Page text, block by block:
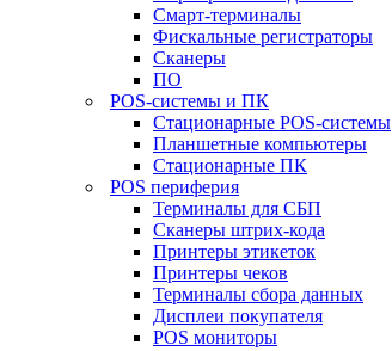
Смарт-терминалы
Фискальные регистраторы
Сканеры
ПО
POS-системы и ПК
Стационарные POS-системы
Планшетные компьютеры
Стационарные ПК
POS периферия
Терминалы для СБП
Сканеры штрих-кода
Принтеры этикеток
Принтеры чеков
Терминалы сбора данных
Дисплеи покупателя
POS мониторы